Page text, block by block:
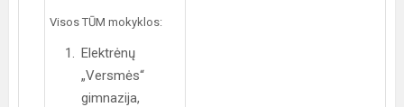
Visos TŪM mokyklos:
Elektrėnų
„Versmės“
gimnazija,